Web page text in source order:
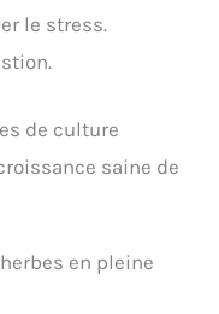
le stress.
de culture
saine de
en pleine